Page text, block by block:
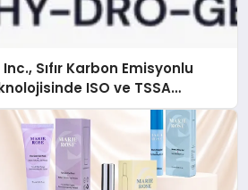
Sıfır Karbon Emisyonlu
ISO ve TSSA
Aldı